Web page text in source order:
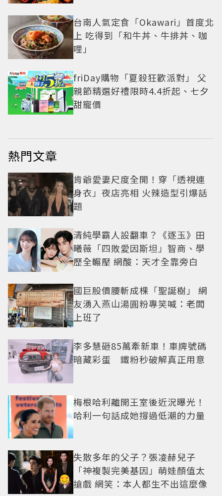
台南人氣定食「Okawari」首度北
上 吃得到「和牛丼、牛排丼、咖
哩」
friDay購物「夏殺狂歡派對」 父
親節精選好禮限時4.4折起、七夕
甜寵價
熱門文章
肯爺愛妻尺度全開！穿「透視連
身衣」夜店亮相 火辣造型引爆話
題
清純學霸人設翻車？《逐玉》田
曦薇「四敗愛因斯坦」智商、學
歷全輾壓 網酸：天才全靠旁白
國巨股價腰斬成棵「聖誕樹」 網
友湧入燕山湯圓粉專笑喊：老闆
上班了
李多慧砸85萬牽新車！車牌號碼
暗藏彩蛋 鐵粉秒破解真正用意
梅根哈利離開王室後近況曝光！
哈利一句話成她撐過低潮的力量
失散多年的父子？張凌赫兒子
「神複製完美基因」萌娃顏值太
搶戲 網笑：本人都生不出這麼像